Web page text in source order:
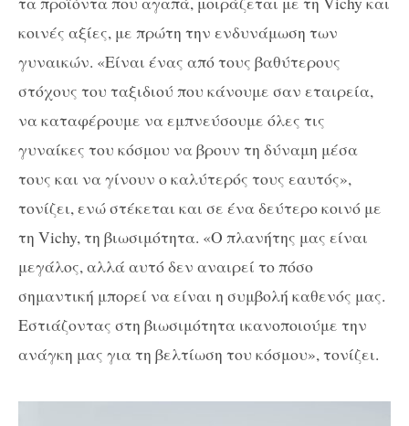
κοινές αξίες, με πρώτη την ενδυνάμωση των
γυναικών. «Είναι ένας από τους βαθύτερους
στόχους του ταξιδιού που κάνουμε σαν εταιρεία,
να καταφέρουμε να εμπνεύσουμε όλες τις
γυναίκες του κόσμου να βρουν τη δύναμη μέσα
τους και να γίνουν ο καλύτερός τους εαυτός»,
τονίζει, ενώ στέκεται και σε ένα δεύτερο κοινό με
τη Vichy, τη βιωσιμότητα. «Ο πλανήτης μας είναι
μεγάλος, αλλά αυτό δεν αναιρεί το πόσο
σημαντική μπορεί να είναι η συμβολή καθενός μας.
Εστιάζοντας στη βιωσιμότητα ικανοποιούμε την
ανάγκη μας για τη βελτίωση του κόσμου», τονίζει.